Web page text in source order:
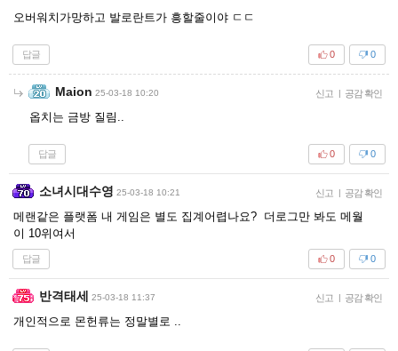
오버워치가망하고 발로란트가 흥할줄이야 ㄷㄷ
답글 0
0
Maion 25-03-18 10:20 신고 | 공감 확인
옵치는 금방 질림..
답글 0
0
소녀시대수영 25-03-18 10:21 신고 | 공감 확인
메랜같은 플랫폼 내 게임은 별도 집계어렵나요? 더로그만 봐도 메월
이 10위여서
답글 0
0
반격태세 25-03-18 11:37 신고 | 공감 확인
개인적으로 몬헌류는 정말별로 ..